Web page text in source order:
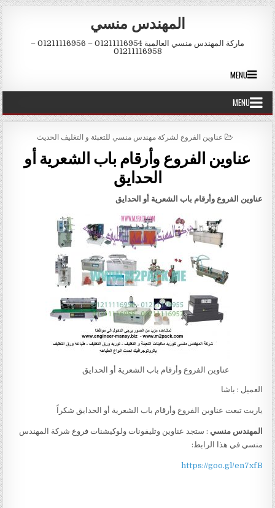
Skip to content
المهندس منسي
ماركة المهندس منسي العالمية 01211116954 – 01211116956 –
01211116958
MENU
MENU
POSTED IN
عناوين الفروع لشركة مهندس منسي للتعبئة و التغليف الحديث
عناوين الفروع وأرقام باب الشعرية أو
الحدايق
عناوين الفروع وأرقام باب الشعرية أو الحدايق
عناوين الفروع وأرقام باب الشعرية أو الحدايق
العميل : باشا
ياريت تبعت عناوين الفروع وأرقام باب الشعرية أو الحدايق شكراً
المهندس منسي : ستجد عناوين وتليفونات ولوكيشنات فروع شركة المهندس
منسي في هذا الرابط:
https://goo.gl/en7xfB